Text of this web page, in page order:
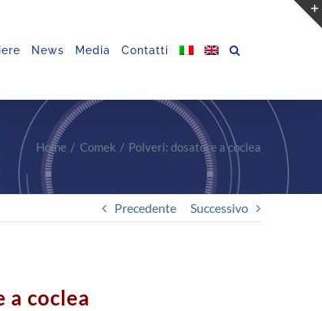
News Media Contatti
Home Comek Polveri: dosatore a coclea
Precedente Successivo
a coclea